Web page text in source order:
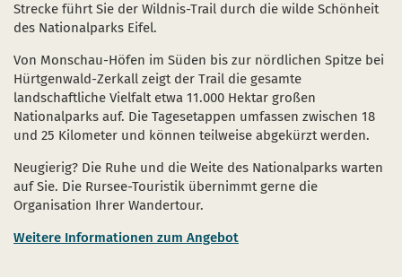
Naturentwicklung
Absterbende Fichten machen Platz für heimische
Der Wolf kehrt zurück
Kinder, Jugendliche und Familien
Schulen und Kitas
Barrierefrei unterwegs
Sternenpark
Erlebnisregion Nationalpark Eifel
Start- und Treffpunkte
Nationalpark-Kitas
Bücher und Karten
Kurzfilme
Afrikanische Schweinepest
FAQ
einem neuen Fenster)
sich in einem neuen Fenster)
sich in einem neuen Fenster)
Strecke führt Sie der Wildnis-Trail durch die wilde Schönheit
des Nationalparks Eifel.
Von Monschau-Höfen im Süden bis zur nördlichen Spitze bei
Hürtgenwald-Zerkall zeigt der Trail die gesamte
landschaftliche Vielfalt etwa 11.000 Hektar großen
Nationalparks auf. Die Tagesetappen umfassen zwischen 18
und 25 Kilometer und können teilweise abgekürzt werden.
Neugierig? Die Ruhe und die Weite des Nationalparks warten
auf Sie. Die Rursee-Touristik übernimmt gerne die
Organisation Ihrer Wandertour.
Weitere Informationen zum Angebot